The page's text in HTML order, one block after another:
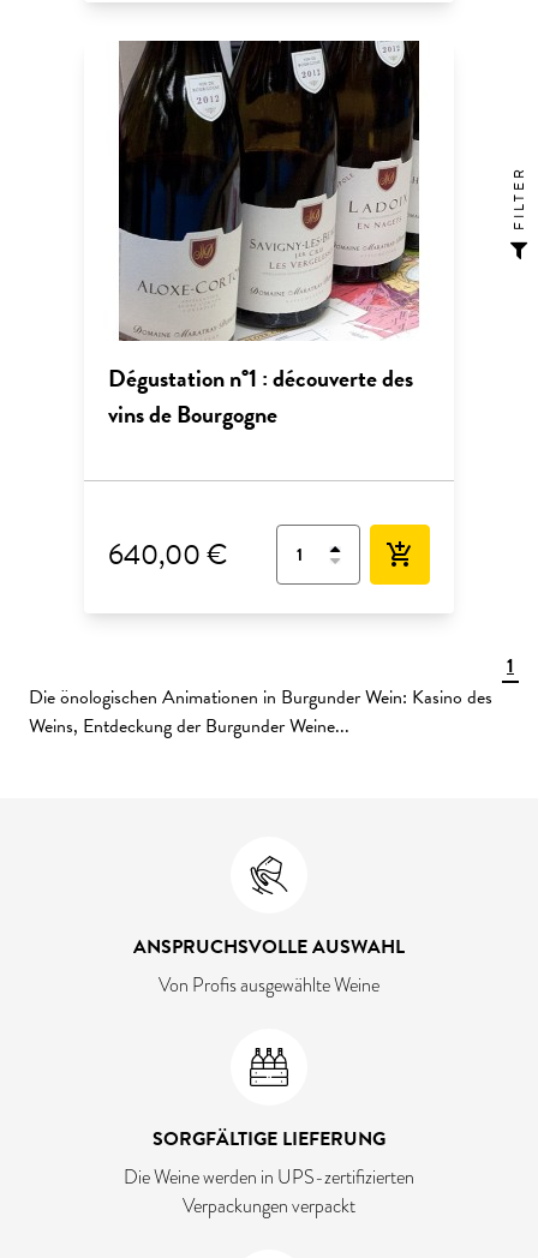
Dégustation n°1 : découverte des
vins de Bourgogne
640,00 € add_shopping_cart
1
Die önologischen Animationen in Burgunder Wein: Kasino des
Weins, Entdeckung der Burgunder Weine...
ANSPRUCHSVOLLE AUSWAHL
Von Profis ausgewählte Weine
SORGFÄLTIGE LIEFERUNG
Die Weine werden in UPS-zertifizierten
Verpackungen verpackt
FILTER